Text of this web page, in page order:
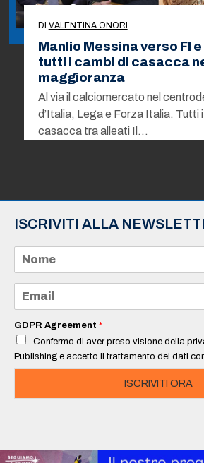
DI VALENTINA ONORI
Manlio Messina verso FI
tutti i cambi di casacca
maggioranza
Al via il calciomercato nel
d’Italia, Lega e Forza Italia. Tutti
casacca tra alleati Il…
ISCRIVITI ALLA
m
e
a
i
*
GDPR Agreement *
Confermo di aver preso visione della
Publishing e accetto il trattamento dei dati
ISCRIVITI ORA